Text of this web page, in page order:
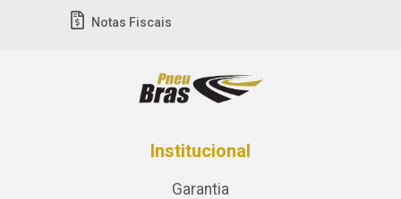
Notas Fiscais
Institucional
Garantia